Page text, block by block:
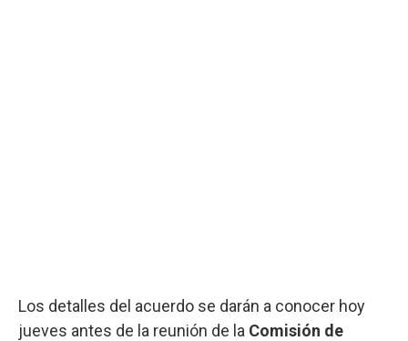
Los detalles del acuerdo se darán a conocer hoy
jueves antes de la reunión de la Comisión de